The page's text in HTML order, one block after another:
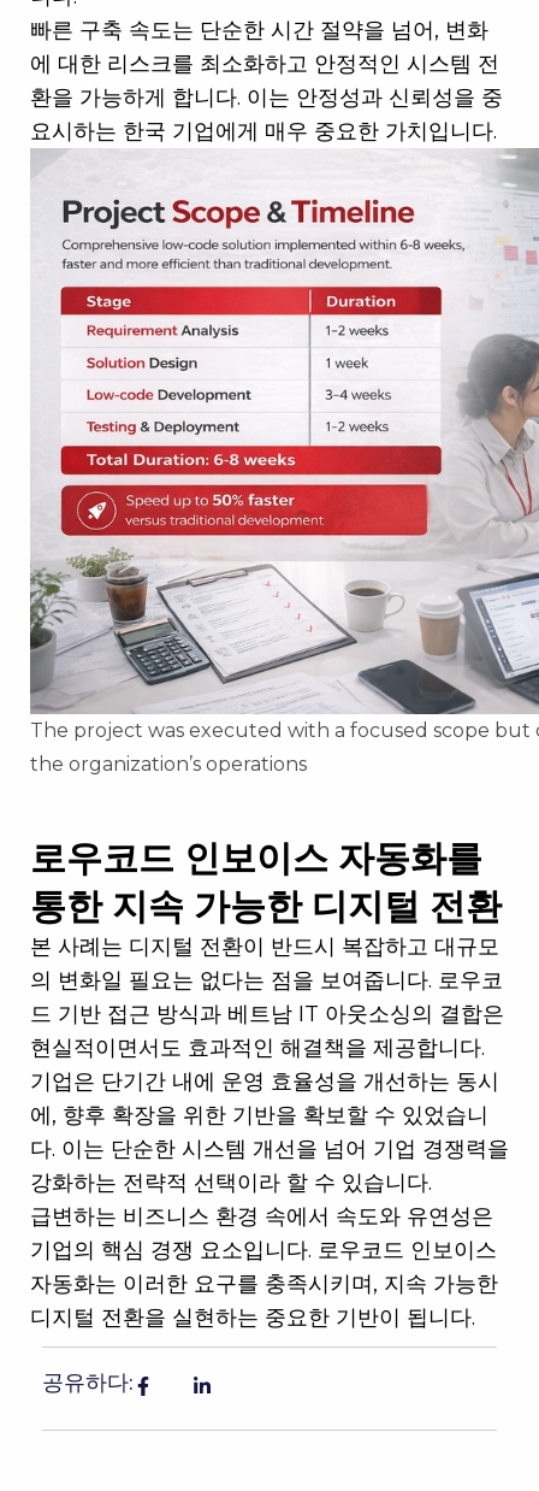
빠른 구축 속도는 단순한 시간 절약을 넘어, 변화
에 대한 리스크를 최소화하고 안정적인 시스템 전
환을 가능하게 합니다. 이는 안정성과 신뢰성을 중
요시하는 한국 기업에게 매우 중요한 가치입니다.
The project was executed with a focused scope but
the organization’s operations
로우코드 인보이스 자동화를
통한 지속 가능한 디지털 전환
본 사례는 디지털 전환이 반드시 복잡하고 대규모
의 변화일 필요는 없다는 점을 보여줍니다. 로우코
드 기반 접근 방식과 베트남 IT 아웃소싱의 결합은
현실적이면서도 효과적인 해결책을 제공합니다.
기업은 단기간 내에 운영 효율성을 개선하는 동시
에, 향후 확장을 위한 기반을 확보할 수 있었습니
다. 이는 단순한 시스템 개선을 넘어 기업 경쟁력을
강화하는 전략적 선택이라 할 수 있습니다.
급변하는 비즈니스 환경 속에서 속도와 유연성은
기업의 핵심 경쟁 요소입니다. 로우코드 인보이스
자동화는 이러한 요구를 충족시키며, 지속 가능한
디지털 전환을 실현하는 중요한 기반이 됩니다.
공유하다: